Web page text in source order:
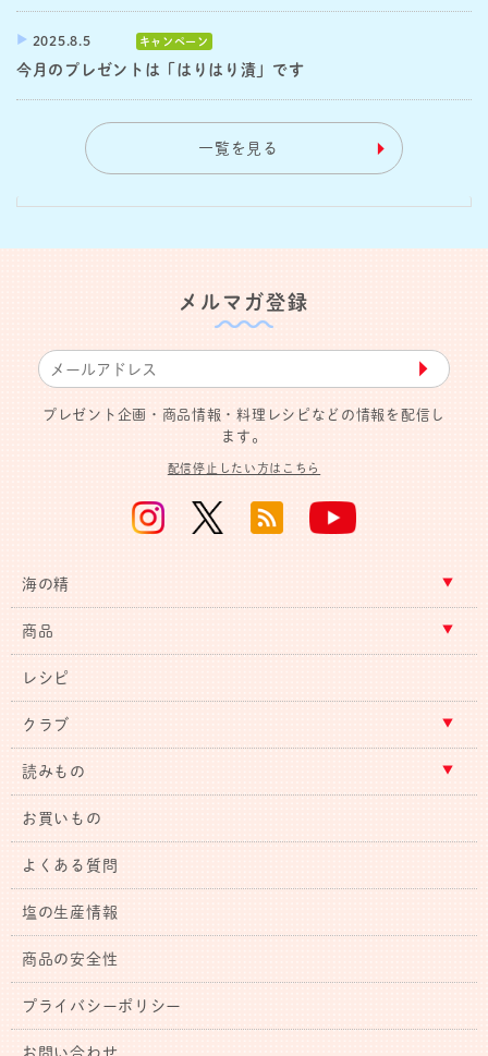
2025.8.5 キャンペーン
今月のプレゼントは「はりはり漬」です
一覧を見る
メルマガ登録
▶︎
プレゼント企画・商品情報・料理レシピなどの情報を配信し
ます。
配信停止したい方はこちら
海の精
商品
レシピ
クラブ
読みもの
お買いもの
よくある質問
塩の生産情報
商品の安全性
プライバシーポリシー
お問い合わせ